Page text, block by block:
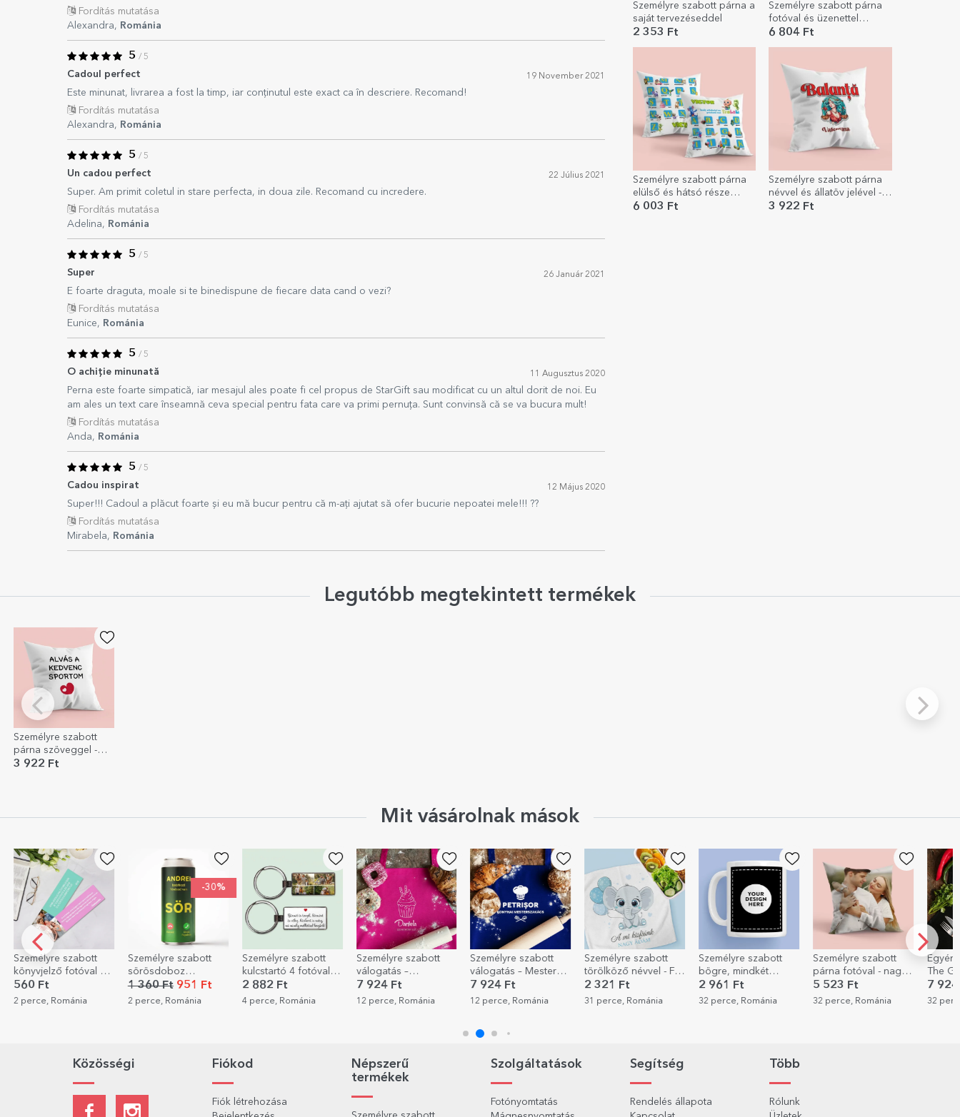
Személyre szabott párna a
saját tervezéseddel
2 353 Ft
Személyre szabott párna
fotóval és üzenettel
mindkét oldalon - Love
6 804 Ft
Személyre szabott párna
elülső és hátsó része
szöveggel - Az ábécé
6 003 Ft
Személyre szabott párna
névvel és állatöv jelével -
Mérleg
3 922 Ft
Fordítás mutatása
Alexandra, Románia
5 / 5
Cadoul perfect 19 November 2021
Este minunat, livrarea a fost la timp, iar conținutul este exact ca în descriere. Recomand!
Fordítás mutatása
Alexandra, Románia
5 / 5
Un cadou perfect 22 Július 2021
Super. Am primit coletul in stare perfecta, in doua zile. Recomand cu incredere.
Fordítás mutatása
Adelina, Románia
5 / 5
Super 26 Január 2021
E foarte draguta, moale si te binedispune de fiecare data cand o vezi?
Fordítás mutatása
Eunice, Románia
5 / 5
O achiție minunată 11 Augusztus 2020
Perna este foarte simpatică, iar mesajul ales poate fi cel propus de StarGift sau modificat cu un altul dorit de noi. Eu
am ales un text care înseamnă ceva special pentru fata care va primi pernuța. Sunt convinsă că se va bucura mult!
Fordítás mutatása
Anda, Románia
5 / 5
Cadou inspirat 12 Május 2020
Super!!! Cadoul a plăcut foarte și eu mă bucur pentru că m-ați ajutat să ofer bucurie nepoatei mele!!! ??
Fordítás mutatása
Mirabela, Románia
Legutóbb megtekintett termékek
Személyre szabott
párna szöveggel -
Kedvenc sport
3 922 Ft
Mit vásárolnak mások
Személyre szabott
sörösdoboz
szöveggel - Bejövő
hívás
1 360 Ft
2 perce, Románia
Személyre szabott
kulcstartó 4 fotóval
és szöveggel
2 882 Ft
4 perce, Románia
Személyre szabott
válogatás –
Szeretettel sütve
7 924 Ft
12 perce, Románia
Személyre szabott
válogatás – Mester
szakács a konyhában
7 924 Ft
12 perce, Románia
Személyre szabott
törölköző névvel - Fiú
csecsemő
2 321 Ft
31 perce, Románia
Személyre szabott
bögre, mindkét
oldalán a saját
grafikáddal
2 961 Ft
32 perce, Románia
Személyre szabott
párna fotóval - nagy
méretben
5 523 Ft
32 perce, Románia
Egyéni rendezés -
The Grillfather
7 924 Ft
32 perce, Románia
2
42
Közösségi Fiókod
Fiók létrehozása
Népszerű
termékek
Szolgáltatások
Fotónyomtatás
Segítség
Rendelés állapota
Több
Rólunk